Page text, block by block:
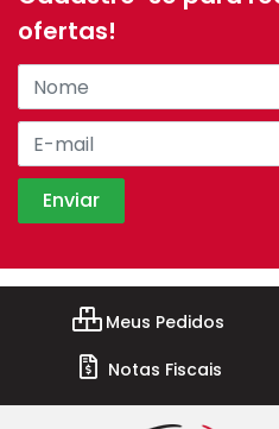
ofertas!
Meus Pedidos
Notas Fiscais